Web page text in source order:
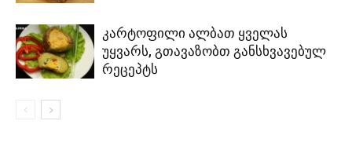
კარტოფილი ალბათ ყველას
უყვარს, გთავაზობთ განსხვავებულ
რეცეპტს